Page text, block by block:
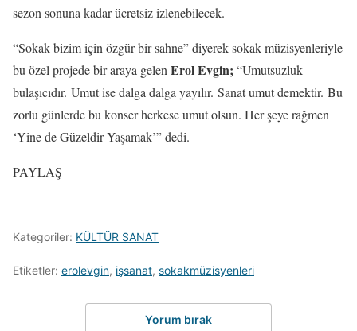
sezon sonuna kadar ücretsiz izlenebilecek.
“Sokak bizim için özgür bir sahne” diyerek sokak müzisyenleriyle
bu özel projede bir araya gelen Erol Evgin;“Umutsuzluk
bulaşıcıdır. Umut ise dalga dalga yayılır. Sanat umut demektir. Bu
zorlu günlerde bu konser herkese umut olsun. Her şeye rağmen
‘Yine de Güzeldir Yaşamak’” dedi.
PAYLAŞ
Kategoriler: KÜLTÜR SANAT
Etiketler: erolevgin, işsanat, sokakmüzisyenleri
Yorum bırak